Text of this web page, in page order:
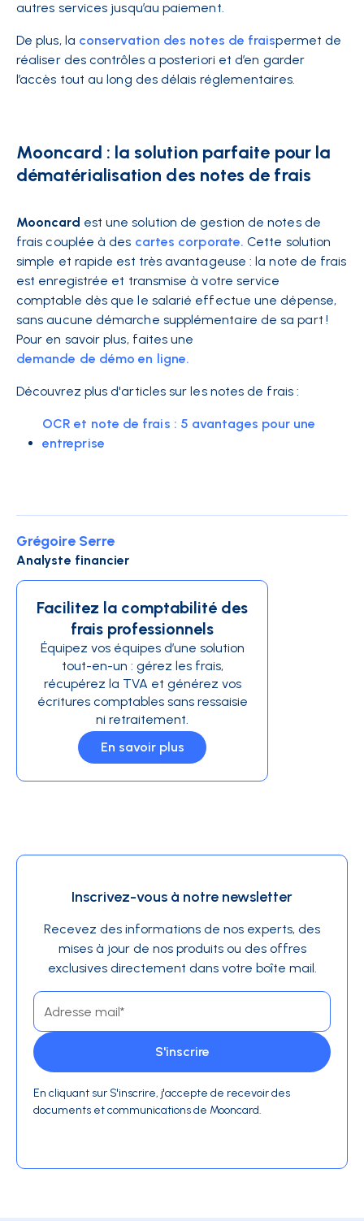
autres services jusqu’au paiement.
De plus, la conservation des notes de fraispermet de
réaliser des contrôles a posteriori et d’en garder
l’accès tout au long des délais réglementaires.
Mooncard : la solution parfaite pour la
dématérialisation des notes de frais
Mooncard est une solution de gestion de notes de
frais couplée à des cartes corporate. Cette solution
simple et rapide est très avantageuse : la note de frais
est enregistrée et transmise à votre service
comptable dès que le salarié effectue une dépense,
sans aucune démarche supplémentaire de sa part !
Pour en savoir plus, faites une
demande de démo en ligne.
Découvrez plus d'articles sur les notes de frais :
OCR et note de frais : 5 avantages pour une
entreprise
Grégoire Serre
Analyste financier
Facilitez la comptabilité des
frais professionnels
Équipez vos équipes d’une solution
tout-en-un : gérez les frais,
récupérez la TVA et générez vos
écritures comptables sans ressaisie
ni retraitement.
En savoir plus
Inscrivez-vous à notre newsletter
Recevez des informations de nos experts, des
mises à jour de nos produits ou des offres
exclusives directement dans votre boîte mail.
En cliquant sur S'inscrire, j'accepte de recevoir des
documents et communications de Mooncard.